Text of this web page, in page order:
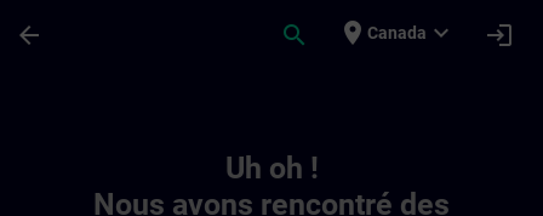
arrow_back search place Canada expand_more login
Uh oh !
Nous avons rencontré des